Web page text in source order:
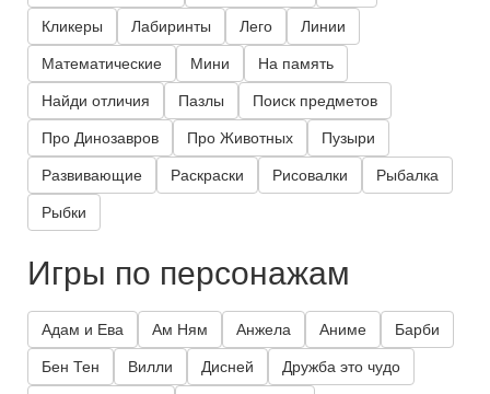
Кликеры Лабиринты Лего Линии
Математические Мини На память
Найди отличия Пазлы Поиск предметов
Про Динозавров Про Животных Пузыри
Развивающие Раскраски Рисовалки Рыбалка
Рыбки
Игры по персонажам
Адам и Ева Ам Ням Анжела Аниме Барби
Бен Тен Вилли Дисней Дружба это чудо